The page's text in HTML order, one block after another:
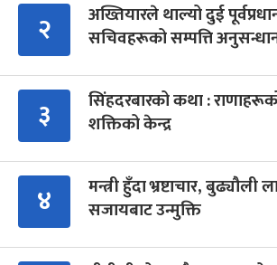
२
अख्तियारले थाल्यो दुई
सचिवहरूको सम्पत्ति
३
सिंहदरबारको कथा :
शक्तिको केन्द्र
४
मन्त्री हुँदा भ्रष्टाचार, बुढ्यौली
सजायबाट उन्मुक्ति